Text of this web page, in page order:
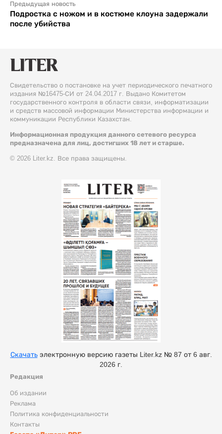
Предыдущая новость
Подростка с ножом и в костюме клоуна задержали
после убийства
Свидетельство о постановке на учет периодического печатного
издания №16475-СИ от 24.04.2017 г. Выдано Комитетом
государственного контроля в области связи, информатизации
и средств массовой информации Министерства информации и
коммуникации Республики Казахстан.
Информационная продукция данного сетевого ресурса
предназначена для лиц, достигших 18 лет и старше.
© 2026 Liter.kz. Все права защищены.
Редакция
Об издании
Реклама
Политика конфиденциальности
Контакты
Скачатьэлектронную версию газеты Liter.kz № 87 от 6 авг.
2026 г.